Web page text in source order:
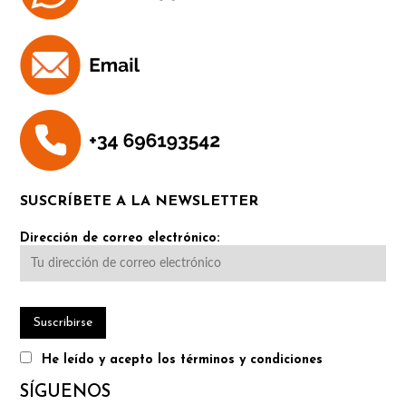
SUSCRÍBETE A LA NEWSLETTER
Dirección de correo electrónico:
He leído y acepto los términos y condiciones
SÍGUENOS